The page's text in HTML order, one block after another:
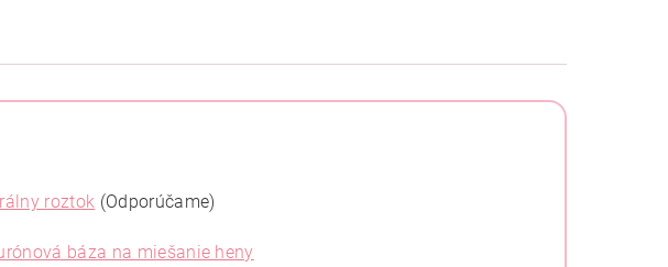
roztok (Odporúčame)
báza na miešanie heny